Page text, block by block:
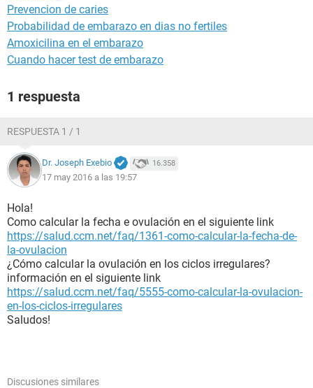
Prevencion de caries
Probabilidad de embarazo en dias no fertiles
Amoxicilina en el embarazo
Cuando hacer test de embarazo
1 respuesta
RESPUESTA 1 / 1
Dr. Joseph Exebio 16.358
17 may 2016 a las 19:57
Hola!
Como calcular la fecha e ovulación en el siguiente link
https://salud.ccm.net/faq/1361-como-calcular-la-fecha-de-
la-ovulacion
¿Cómo calcular la ovulación en los ciclos irregulares?
información en el siguiente link
https://salud.ccm.net/faq/5555-como-calcular-la-ovulacion-
en-los-ciclos-irregulares
Saludos!
Discusiones similares